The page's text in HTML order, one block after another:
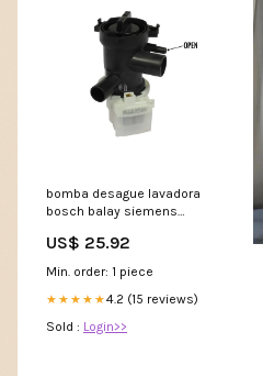
bomba desague lavadora
bosch balay siemens
US$ 25.92
Min. order: 1 piece
★★★★★4.2 (15 reviews)
Sold : Login>>